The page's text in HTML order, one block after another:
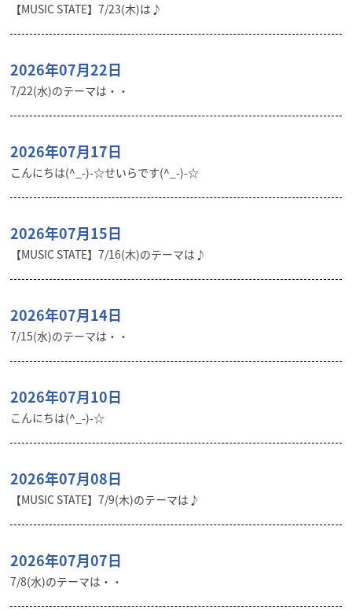
【MUSIC STATE】7/23(木)は♪
2026年07月22日
7/22(水)のテーマは・・
2026年07月17日
こんにちは(^_-)-☆せいらです(^_-)-☆
2026年07月15日
【MUSIC STATE】7/16(木)のテーマは♪
2026年07月14日
7/15(水)のテーマは・・
2026年07月10日
こんにちは(^_-)-☆
2026年07月08日
【MUSIC STATE】7/9(木)のテーマは♪
2026年07月07日
7/8(水)のテーマは・・